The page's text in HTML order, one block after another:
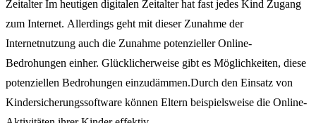
Zeitalter Im heutigen digitalen Zeitalter hat fast jedes Kind Zugang
zum Internet. Allerdings geht mit dieser Zunahme der
Internetnutzung auch die Zunahme potenzieller Online-
Bedrohungen einher. Glücklicherweise gibt es Möglichkeiten, diese
potenziellen Bedrohungen einzudämmen.Durch den Einsatz von
Kindersicherungssoftware können Eltern beispielsweise die Online-